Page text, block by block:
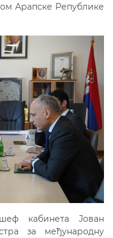
Арапске Републике
кабинета Јован
за међународну